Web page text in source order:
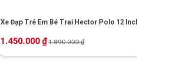
Xe Đạp Trẻ Em Bé Trai Hector Polo 12 Inch
1.450.000₫1.890.000₫